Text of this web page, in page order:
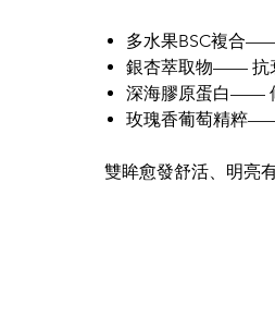
多水果BSC複合
銀杏萃取物—— 抗
深海膠原蛋白——
玫瑰香葡萄精粹
雙眸愈發舒活、明亮有